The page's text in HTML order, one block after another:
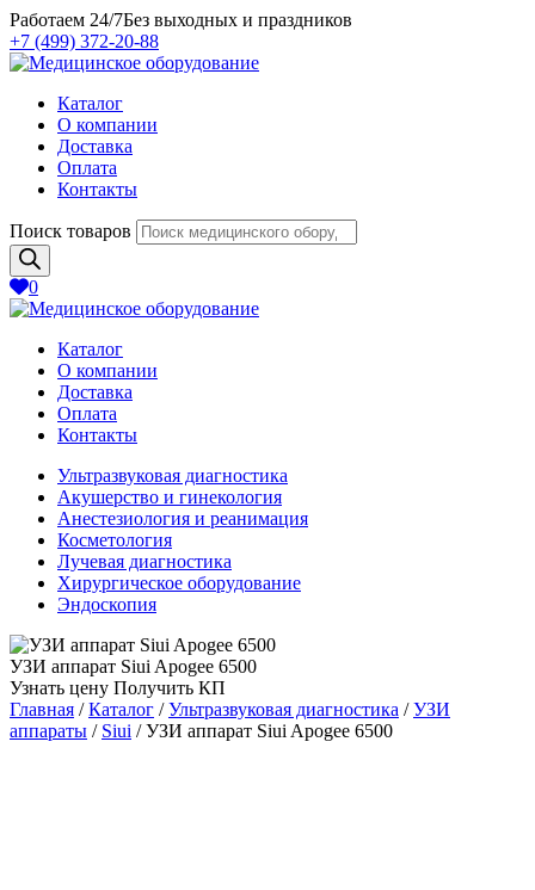
Работаем 24/7Без выходных и праздников
+7 (499) 372-20-88
Каталог
О компании
Доставка
Оплата
Контакты
Поиск товаров
0
Каталог
О компании
Доставка
Оплата
Контакты
Ультразвуковая диагностика
Акушерство и гинекология
Анестезиология и реанимация
Косметология
Лучевая диагностика
Хирургическое оборудование
Эндоскопия
УЗИ аппарат Siui Apogee 6500
Узнать цену Получить КП
Главная /Каталог /Ультразвуковая диагностика /УЗИ
аппараты / Siui /УЗИ аппарат Siui Apogee 6500